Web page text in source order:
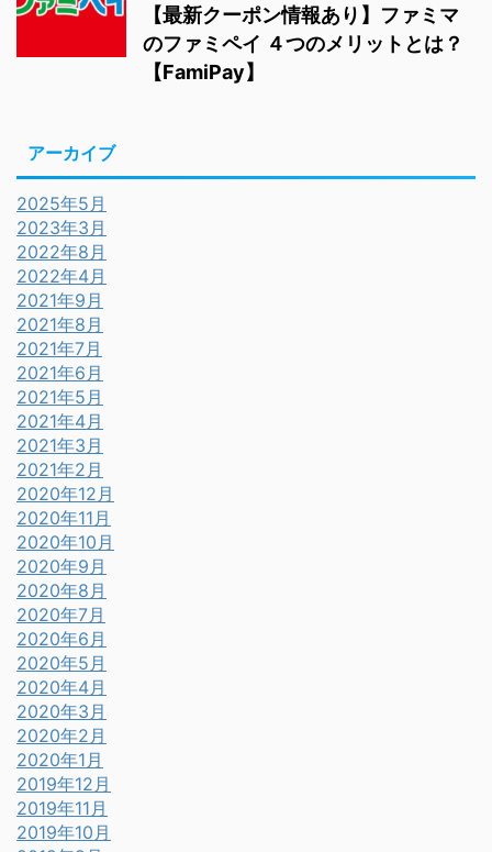
【最新クーポン情報あり】ファミマ
のファミペイ ４つのメリットとは？
【FamiPay】
アーカイブ
2025年5月
2023年3月
2022年8月
2022年4月
2021年9月
2021年8月
2021年7月
2021年6月
2021年5月
2021年4月
2021年3月
2021年2月
2020年12月
2020年11月
2020年10月
2020年9月
2020年8月
2020年7月
2020年6月
2020年5月
2020年4月
2020年3月
2020年2月
2020年1月
2019年12月
2019年11月
2019年10月